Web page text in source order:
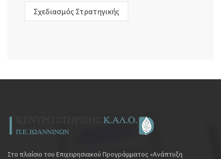
Σχεδιασμός Στρατηγικής
Στο πλαίσιο του Επιχειρησιακού Προγράμματος «Ανάπτυξη